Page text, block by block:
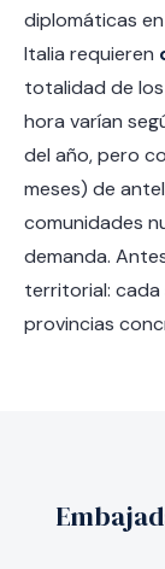
diplomáticas
Italia requieren
totalidad de
hora varían
del año, pero
meses) de
comunidades
demanda.
territorial: cada
provincias